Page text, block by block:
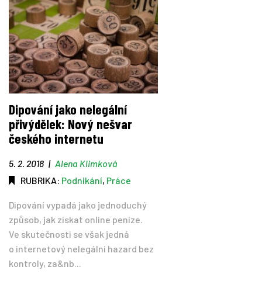
Dipování jako nelegální
přivýdělek: Nový nešvar
českého internetu
5. 2. 2018 | Alena Klimková
RUBRIKA: Podnikání, Práce
Dipování vypadá jako jednoduchý
způsob, jak získat online peníze.
Ve skutečnosti se však jedná
o internetový nelegální hazard bez
kontroly, za&nb...